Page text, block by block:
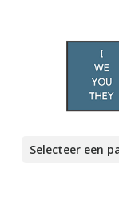
Selecteer een